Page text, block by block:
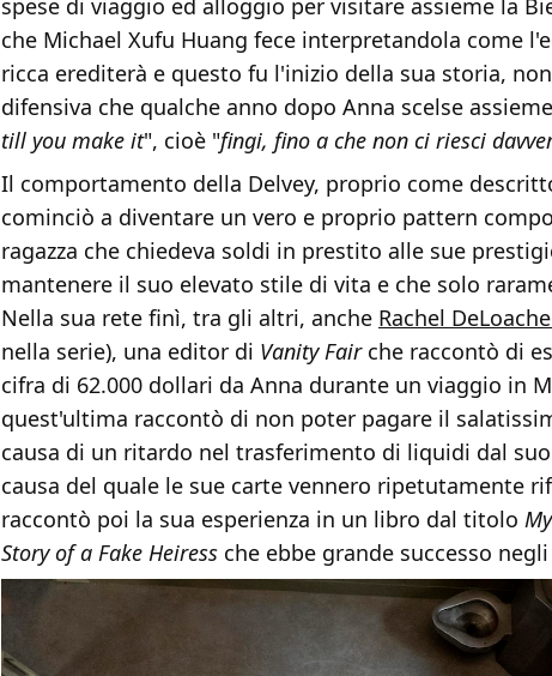
spese di viaggio ed alloggio per visitare assieme la
che Michael Xufu Huang fece interpretandola come
ricca erediterà e questo fu l'inizio della sua storia,
difensiva che qualche anno dopo Anna scelse
till you make it", cioè "fingi, fino a che non ci riesci
Il comportamento della Delvey, proprio come
cominciò a diventare un vero e proprio pattern
ragazza che chiedeva soldi in prestito alle sue
mantenere il suo elevato stile di vita e che solo
Nella sua rete finì, tra gli altri, anche Rachel
nella serie), una editor di Vanity Fair che raccontò di
cifra di 62.000 dollari da Anna durante un viaggio in
quest'ultima raccontò di non poter pagare il
causa di un ritardo nel trasferimento di liquidi dal
causa del quale le sue carte vennero ripetutamente
raccontò poi la sua esperienza in un libro dal titolo
Story of a Fake Heiress che ebbe grande successo